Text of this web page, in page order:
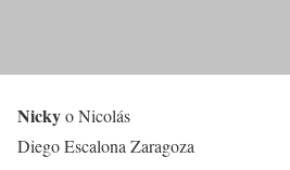
Nickyo Nicolás
Diego Escalona Zaragoza